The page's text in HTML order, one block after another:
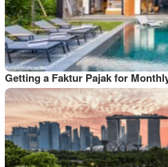
Getting a Faktur Pajak for